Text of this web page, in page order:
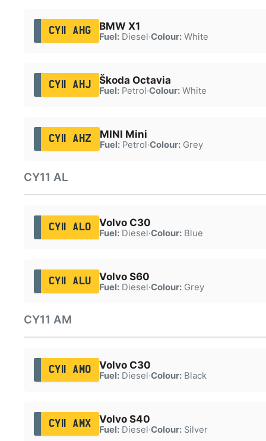
CY11 AHG BMW X1
Fuel:Diesel·Colour:White
CY11 AHJ Škoda Octavia
Fuel:Petrol·Colour:White
CY11 AHZ MINI Mini
Fuel:Petrol·Colour:Grey
CY11 AL
CY11 ALO Volvo C30
Fuel:Diesel·Colour:Blue
CY11 ALU Volvo S60
Fuel:Diesel·Colour:Grey
CY11 AM
CY11 AMO Volvo C30
Fuel:Diesel·Colour:Black
CY11 AMX Volvo S40
Fuel:Diesel·Colour:Silver